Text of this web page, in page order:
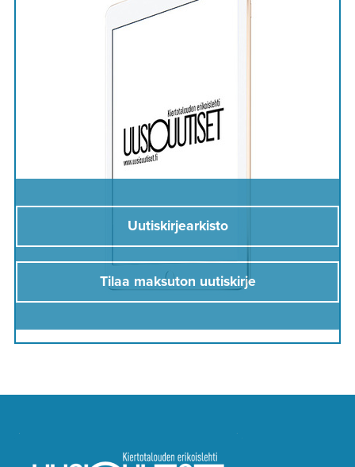
Uutiskirjearkisto
Tilaa maksuton uutiskirje